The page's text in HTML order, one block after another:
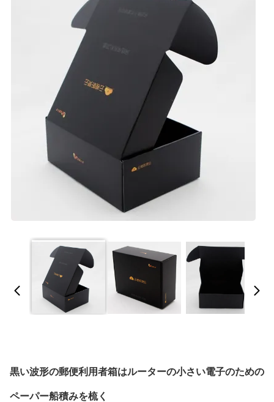
黒い波形の郵便利用者箱はルーターの小さい電子のための
ペーパー船積みを梳く